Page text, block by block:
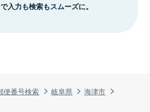
便番号検索 岐阜県
海津市
入力も検索もスムーズに。